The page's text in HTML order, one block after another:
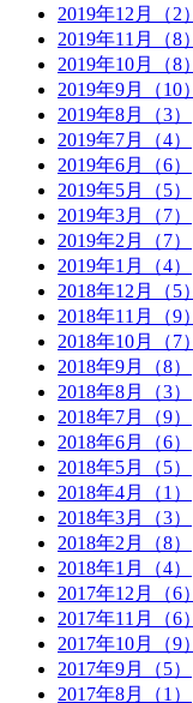
2019年12月（2）
2019年11月（8）
2019年10月（8）
2019年9月（10）
2019年8月（3）
2019年7月（4）
2019年6月（6）
2019年5月（5）
2019年3月（7）
2019年2月（7）
2019年1月（4）
2018年12月（5）
2018年11月（9）
2018年10月（7）
2018年9月（8）
2018年8月（3）
2018年7月（9）
2018年6月（6）
2018年5月（5）
2018年4月（1）
2018年3月（3）
2018年2月（8）
2018年1月（4）
2017年12月（6）
2017年11月（6）
2017年10月（9）
2017年9月（5）
2017年8月（1）